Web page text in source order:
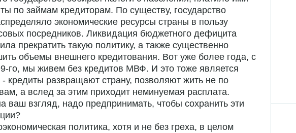
по займам кредиторам. По существу, государство
экономические ресурсы страны в пользу
посредников. Ликвидация бюджетного дефицита
прекратить такую политику, а также существенно
объемы внешнего кредитования. Вот уже более года, с
го, мы живем без кредитов МВФ. И это тоже является
- кредиты развращают страну, позволяют жить не по
а вслед за этим приходит неминуемая расплата.
ваш взгляд, надо предпринимать, чтобы сохранить эти
политика, хотя и не без греха, в целом